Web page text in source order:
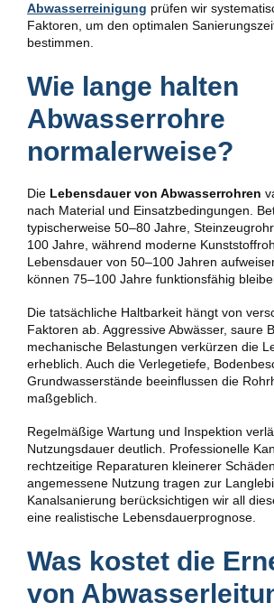
Abwasserreinigung prüfen wir
Faktoren, um den optimalen
bestimmen.
Wie lange halten
Abwasserrohre
normalerweise?
Die Lebensdauer von Abwasserrohren
nach Material und Einsatzbedingungen.
typischerweise 50–80 Jahre,
100 Jahre, während moderne
Lebensdauer von 50–100 Jahren
können 75–100 Jahre funktionsfähig
Die tatsächliche Haltbarkeit hängt von
Faktoren ab. Aggressive Abwässer, saure
mechanische Belastungen verkürzen die
erheblich. Auch die Verlegetiefe,
Grundwasserstände beeinflussen die
maßgeblich.
Regelmäßige Wartung und Inspektion
Nutzungsdauer deutlich. Professionelle
rechtzeitige Reparaturen kleinerer
angemessene Nutzung tragen zur
Kanalsanierung berücksichtigen wir all
eine realistische Lebensdauerprognose.
Was kostet die
von